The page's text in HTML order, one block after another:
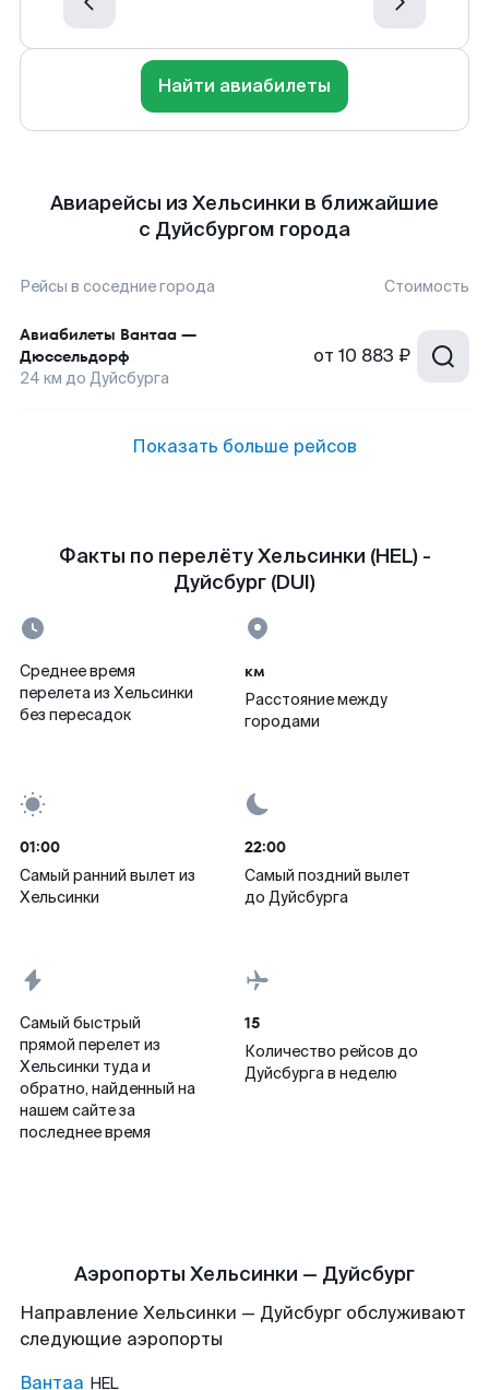
Найти авиабилеты
Авиарейсы из Хельсинки в ближайшие
с Дуйсбургом города
Рейсы в соседние города Стоимость
Авиабилеты Вантаа —
Дюссельдорф
24 км до Дуйсбурга
от 10 883 ₽
Показать больше рейсов
Факты по перелёту Хельсинки (HEL) -
Дуйсбург (DUI)
Среднее время
перелета из Хельсинки
без пересадок
км
Расстояние между
городами
01:00
Самый ранний вылет из
Хельсинки
22:00
Самый поздний вылет
до Дуйсбурга
Самый быстрый
прямой перелет из
Хельсинки туда и
обратно, найденный на
нашем сайте за
последнее время
15
Количество рейсов до
Дуйсбурга в неделю
Аэропорты Хельсинки — Дуйсбург
Направление Хельсинки — Дуйсбург обслуживают
следующие аэропорты
Вантаа HEL